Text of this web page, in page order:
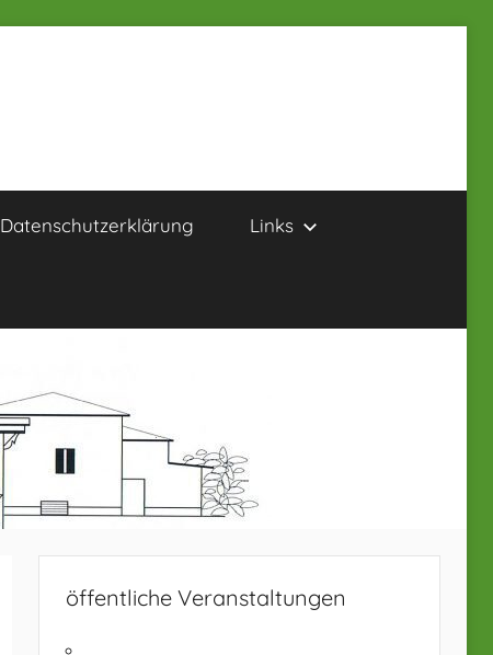
Datenschutzerklärung Links
öffentliche Veranstaltungen